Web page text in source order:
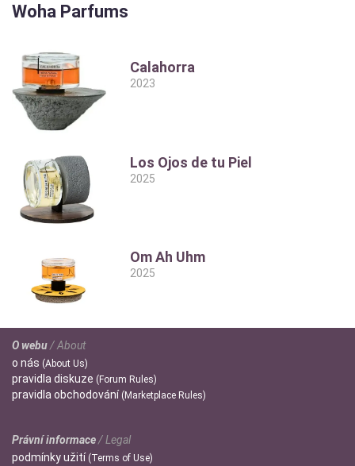
Woha Parfums
Calahorra
2023
Los Ojos de tu Piel
2025
Om Ah Uhm
2025
O webu/ About
o nás (About Us)
pravidladiskuze (Forum Rules)
pravidlaobchodování (Marketplace Rules)
Právní informace/ Legal
podmínkyužití (Terms of Use)